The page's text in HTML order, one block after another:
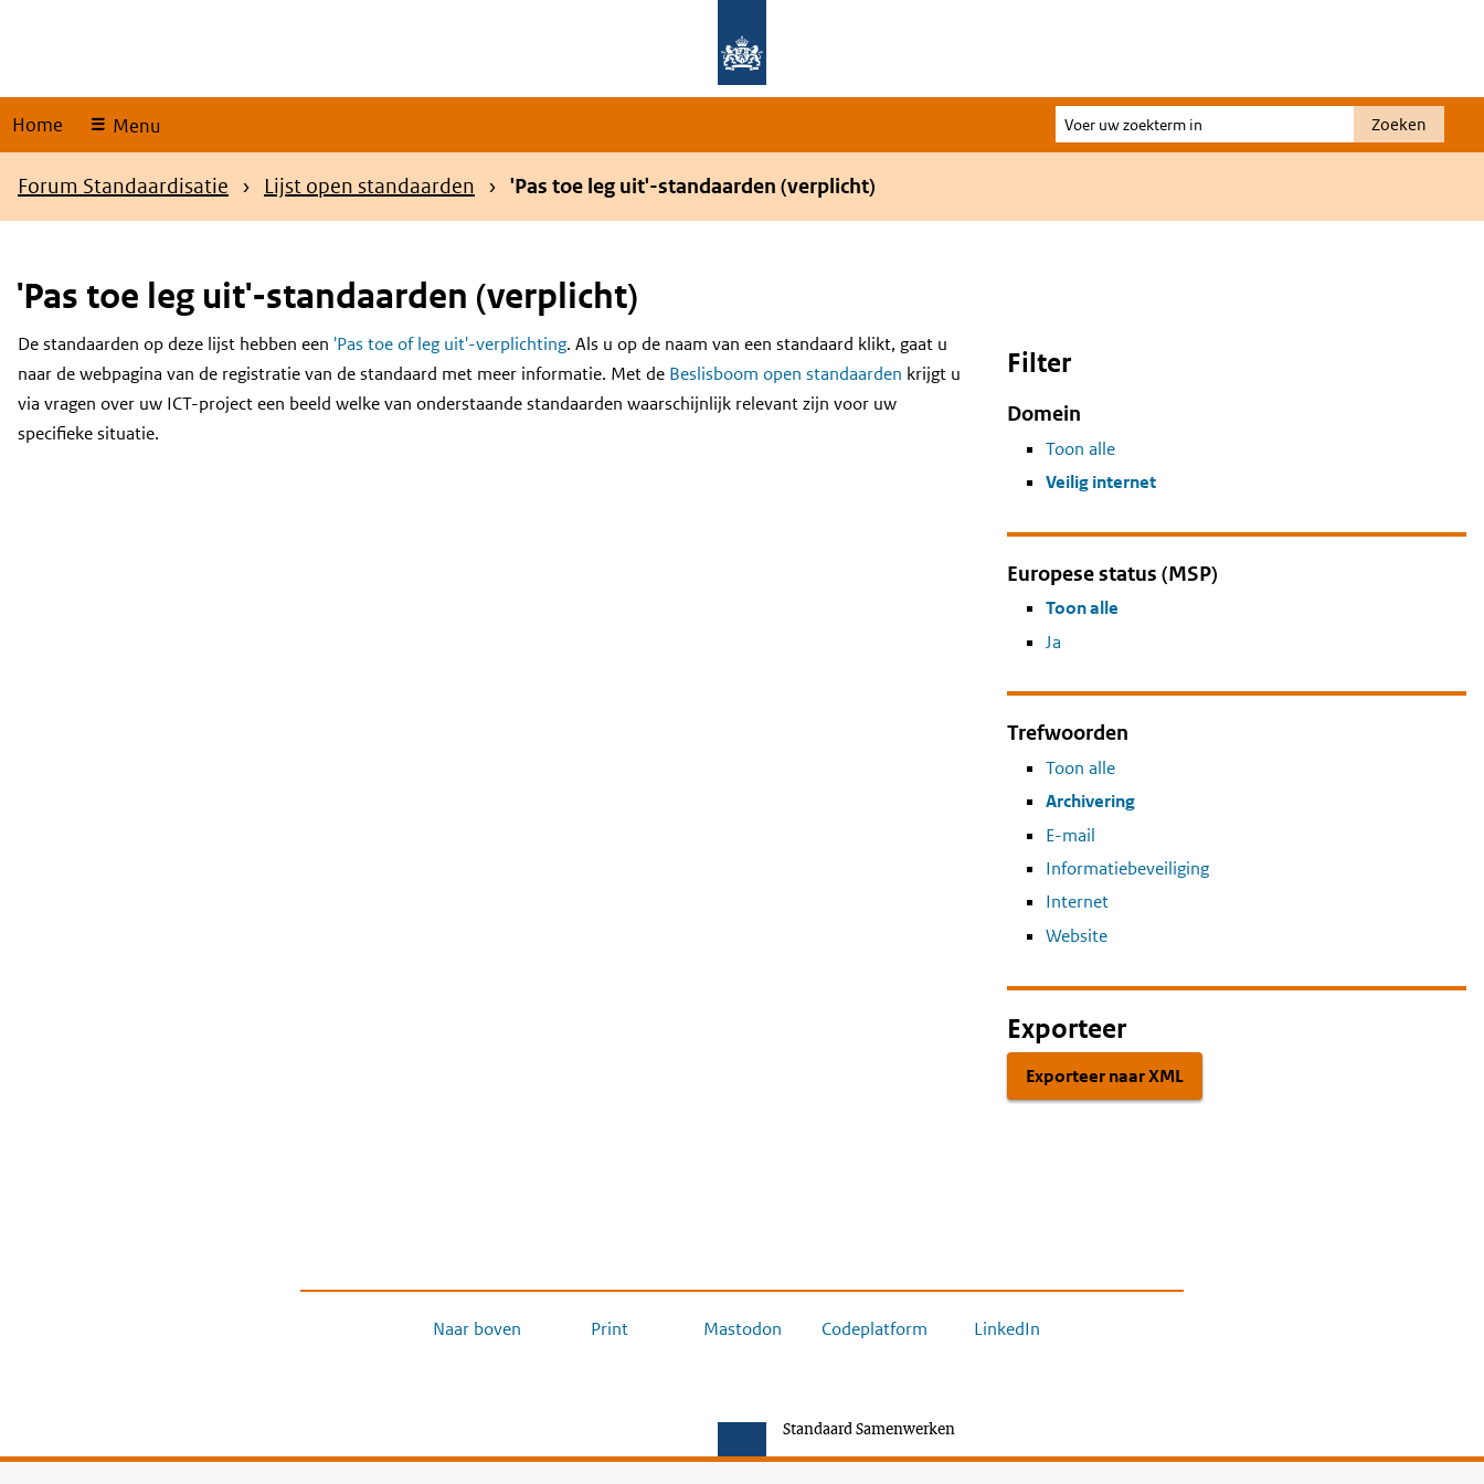
Home Menu
Voer
uw
Zoeken
Kruimelpad
Forum Standaardisatie Lijst open standaarden 'Pas toe leg uit'-standaarden (verplicht)
'Pas toe leg uit'-standaarden (verplicht)
Content
De standaarden op deze lijst hebben een 'Pas toe of leg uit'-verplichting. Als u op de naam van een standaard klikt, gaat u
naar de webpagina van de registratie van de standaard met meer informatie. Met de Beslisboom open standaarden krijgt u
via vragen over uw ICT-project een beeld welke van onderstaande standaarden waarschijnlijk relevant zijn voor uw
specifieke situatie.
Filter
Domein
Toon alle
Veilig internet
Europese status (MSP)
Toon alle
Ja
Trefwoorden
Toon alle
Archivering
E-mail
Informatiebeveiliging
Internet
Website
Exporteer
Exporteer naar XML
Naar boven Print Mastodon Codeplatform LinkedIn
Standaard Samenwerken